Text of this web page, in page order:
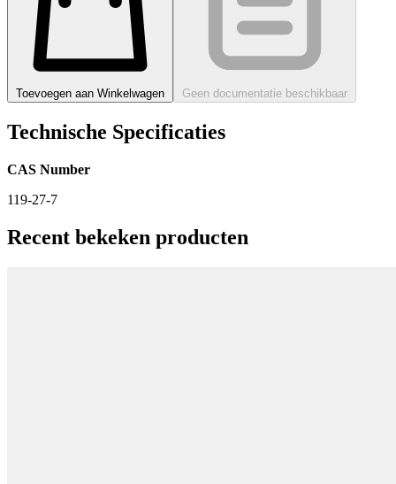
Toevoegen aan Winkelwagen Geen documentatie beschikbaar
Technische Specificaties
CAS Number
119-27-7
Recent bekeken producten